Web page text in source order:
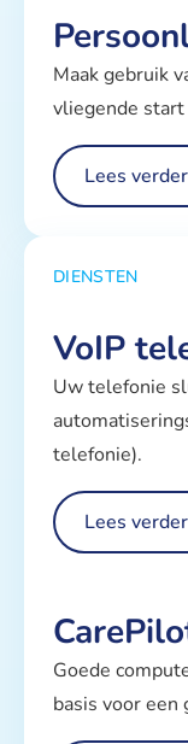
Maak gebruik
vliegende start
Lees verder
DIENSTEN
VoIP
Uw telefonie
telefonie).
Lees verder
Goede
basis voor een